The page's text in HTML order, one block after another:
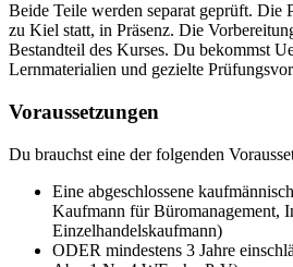
Beide Teile werden separat geprüft.
zu Kiel statt, in Präsenz. Die
Bestandteil des Kurses. Du bekommst
Lernmaterialien und gezielte
Voraussetzungen
Du brauchst eine der folgenden
Eine abgeschlossene
Kaufmann für Büromanagement,
Einzelhandelskaufmann)
ODER mindestens 3 Jahre